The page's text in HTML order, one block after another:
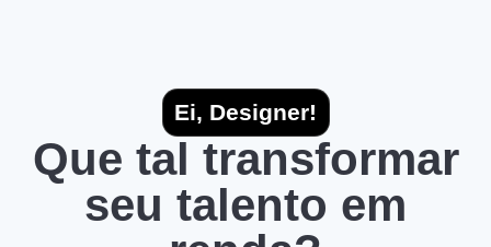
Ei, Designer!
Que tal transformar
seu talento em